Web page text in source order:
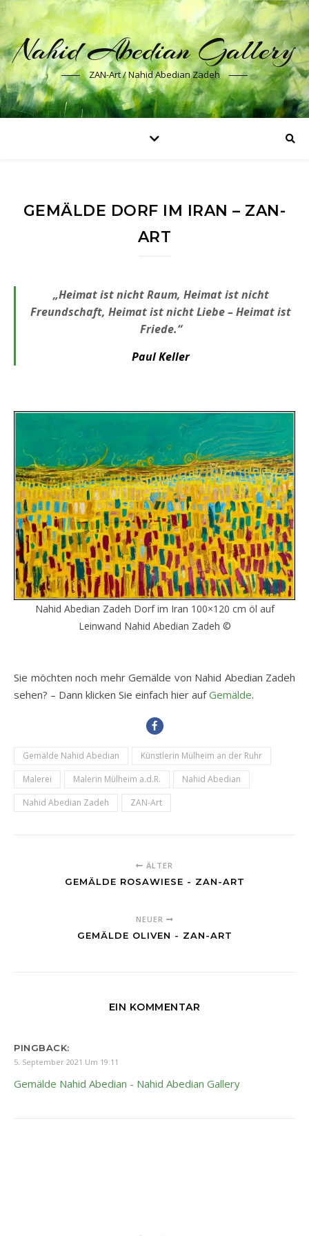
Nahid Abedian Gallery
ZAN-Art / Nahid Abedian Zadeh
GEMÄLDE DORF IM IRAN – ZAN-
ART
„Heimat ist nicht Raum, Heimat ist nicht
Freundschaft, Heimat ist nicht Liebe – Heimat ist
Friede.“
Paul Keller
Nahid Abedian Zadeh Dorf im Iran 100×120 cm öl auf
Leinwand Nahid Abedian Zadeh ©
Sie möchten noch mehr Gemälde von Nahid Abedian Zadeh
sehen? – Dann klicken Sie einfach hier aufGemälde.
Gemälde Nahid Abedian
Künstlerin Mülheim an der Ruhr
Malerei
Malerin Mülheim a.d.R.
Nahid Abedian
Nahid Abedian Zadeh
ZAN-Art
ÄLTER
GEMÄLDE ROSAWIESE - ZAN-ART
NEUER
GEMÄLDE OLIVEN - ZAN-ART
EIN KOMMENTAR
PINGBACK:
5. September 2021 Um 19:11
Gemälde Nahid Abedian - Nahid Abedian Gallery